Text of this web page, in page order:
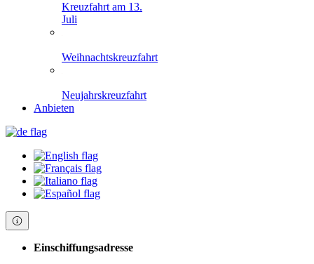
Kreuzfahrt am 13.
Juli
Weihnachtskreuzfahrt
Neujahrskreuzfahrt
Anbieten
Einschiffungsadresse